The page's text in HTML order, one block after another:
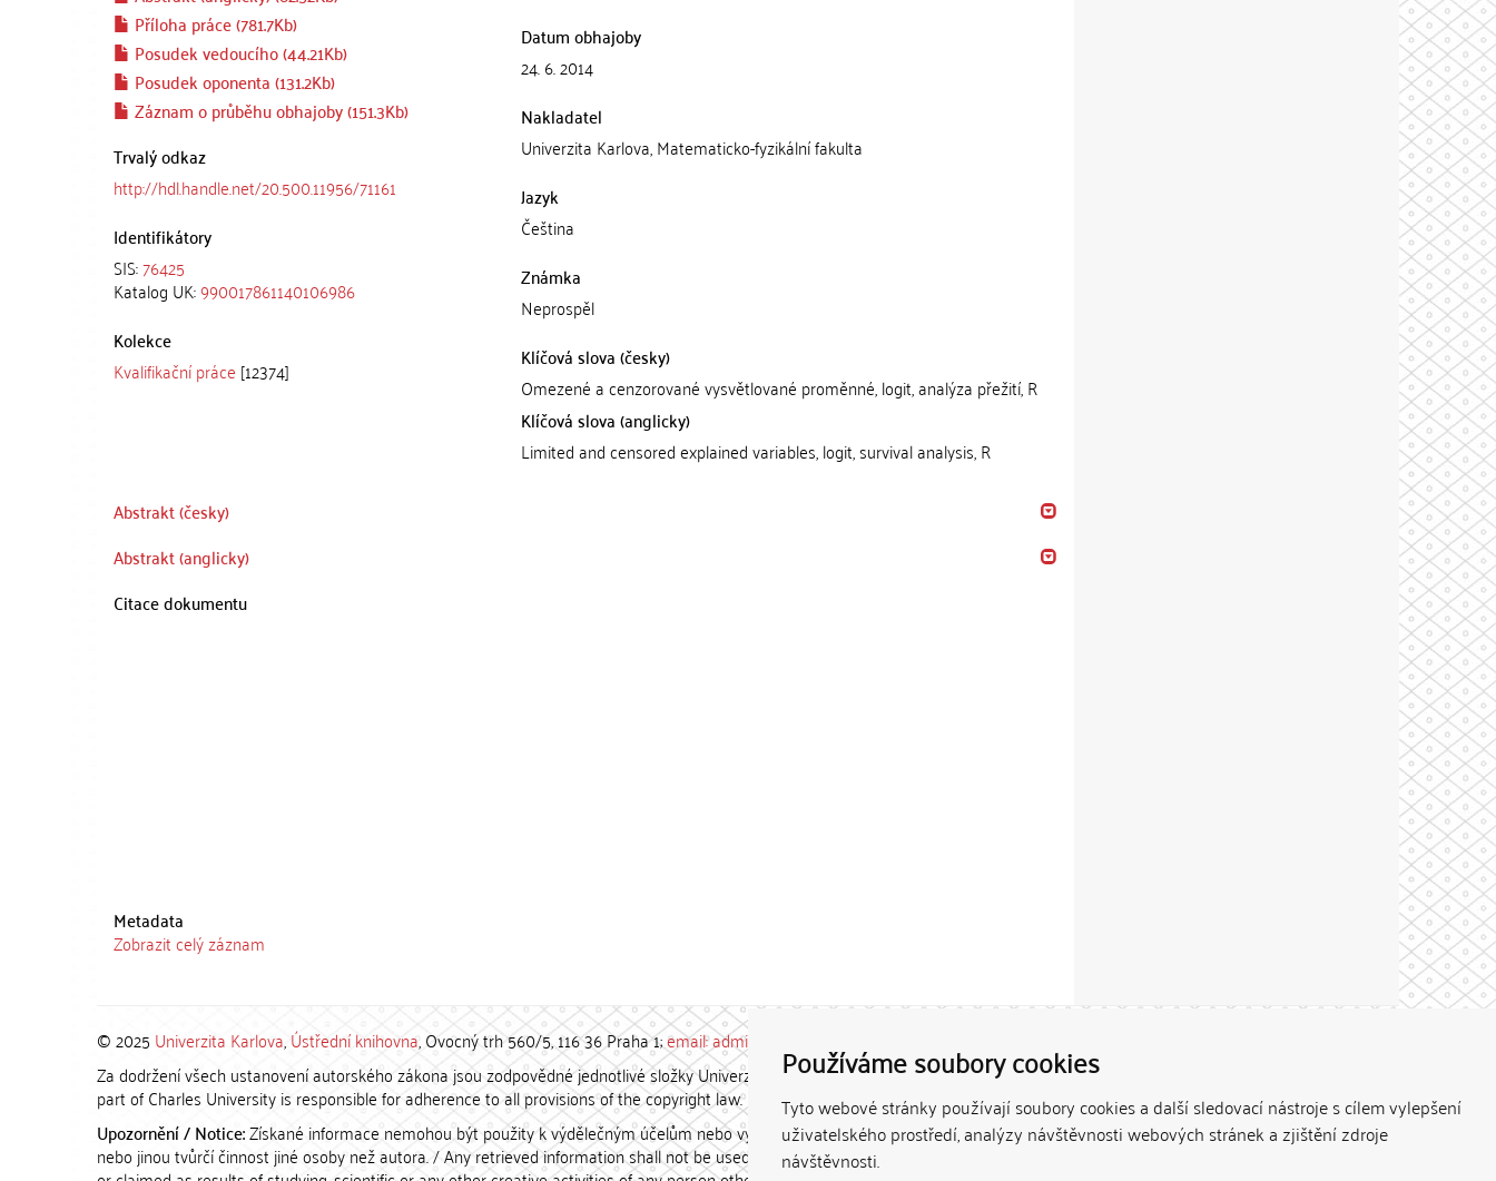
Používáme soubory cookies
Tyto webové stránky používají soubory cookies a další sledovací nástroje s cílem vylepšení
uživatelského prostředí, analýzy návštěvnosti webových stránek a zjištění zdroje
návštěvnosti.
Příloha práce (781.7Kb)
Posudek vedoucího (44.21Kb)
Posudek oponenta (131.2Kb)
Záznam o průběhu obhajoby (151.3Kb)
Trvalý odkaz
http://hdl.handle.net/20.500.11956/71161
Identifikátory
SIS:76425
Katalog UK:990017861140106986
Kolekce
Kvalifikační práce [12374]
Datum obhajoby
24. 6. 2014
Nakladatel
Univerzita Karlova, Matematicko-fyzikální fakulta
Jazyk
Čeština
Známka
Neprospěl
Klíčová slova (česky)
Omezené a cenzorované vysvětlované proměnné, logit, analýza přežití, R
Klíčová slova (anglicky)
Limited and censored explained variables, logit, survival analysis, R
Abstrakt (česky)
Abstrakt (anglicky)
Citace dokumentu
Metadata
Zobrazit celý záznam
© 2025 Univerzita Karlova,Ústřední knihovna, Ovocný trh 560/5, 116 36 Praha 1;email: admin-repozitar [at] cuni.cz
Za dodržení všech ustanovení autorského zákona jsou zodpovědné jednotlivé složky Univerzity Karlovy. / Each constituent
part of Charles University is responsible for adherence to all provisions of the copyright law.
Upozornění / Notice:Získané informace nemohou být použity k výdělečným účelům nebo vydávány za studijní, vědeckou
nebo jinou tvůrčí činnost jiné osoby než autora. / Any retrieved information shall not be used for any commercial purposes